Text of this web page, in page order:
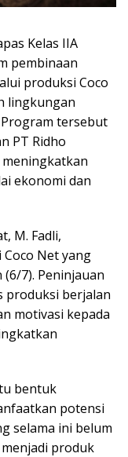
Kelas IIA
pembinaan
produksi Coco
lingkungan
tersebut
PT Ridho
ekonomi dan
M. Fadli,
Net yang
7). Peninjauan
produksi berjalan
motivasi kepada
bentuk
potensi
selama ini belum
produk